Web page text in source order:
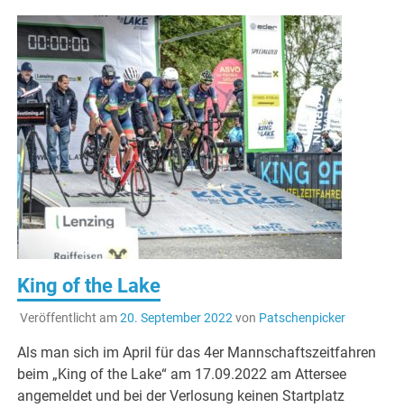
King of the Lake
Veröffentlicht am20. September 2022 von Patschenpicker
Als man sich im April für das 4er Mannschaftszeitfahren
beim „King of the Lake“ am 17.09.2022 am Attersee
angemeldet und bei der Verlosung keinen Startplatz